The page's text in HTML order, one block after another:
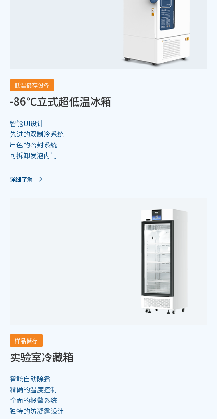
低温储存设备
-86℃立式超低温冰箱
智能UI设计
先进的双制冷系统
出色的密封系统
可拆卸发泡内门
详细了解
样品储存
实验室冷藏箱
智能自动除霜
精确的温度控制
全面的报警系统
独特的防凝露设计